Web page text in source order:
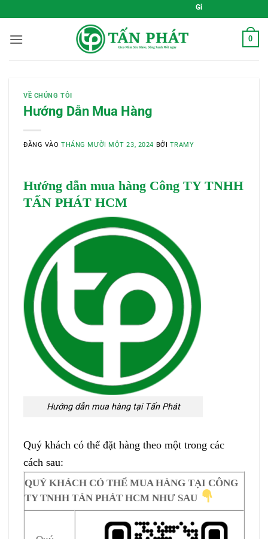
qua
nội
Gieo Mầm Sức Khỏe, Sống
0
VỀ CHÚNG TÔI
Hướng Dẫn Mua Hàng
ĐĂNG VÀOTHÁNG MƯỜI MỘT 23, 2024 BỞI TRAMY
Hướng dẫn mua hàng Công TY TNHH
TẤN PHÁT HCM
Hướng dẫn mua hàng tại Tấn Phát
Quý khách có thể đặt hàng theo một trong các
cách sau:
QUÝ KHÁCH CÓ THỂ MUA HÀNG TẠI CÔNG
TY TNHH TÁN PHÁT HCM NHƯ SAU